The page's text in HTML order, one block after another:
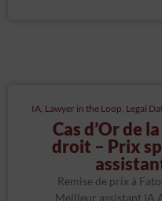
IA, Lawyer in the Loop, Legal
Cas d’Or de
droit – Prix
Remise de prix à
Meilleur assistant IA